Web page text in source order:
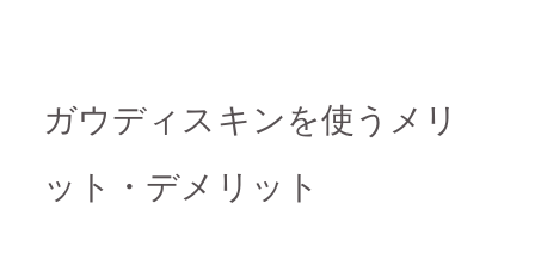
ガウディスキンを使うメリ
ット・デメリット